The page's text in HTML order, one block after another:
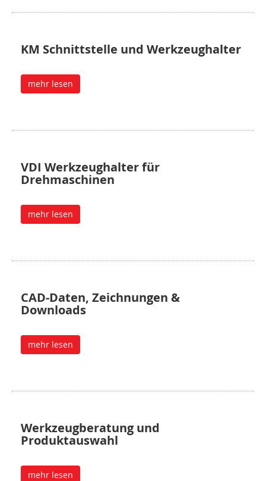
KM Schnittstelle und Werkzeughalter
mehr lesen
VDI Werkzeughalter für
Drehmaschinen
mehr lesen
CAD-Daten, Zeichnungen &
Downloads
mehr lesen
Werkzeugberatung und
Produktauswahl
mehr lesen